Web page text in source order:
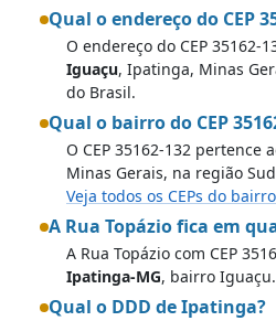
Qual o endereço do CEP
O endereço do CEP 35162-
Iguaçu, Ipatinga, Minas
do Brasil.
Qual o bairro do CEP
O CEP 35162-132 pertence
Minas Gerais, na região
Veja todos os CEPs do
A Rua Topázio fica em
A Rua Topázio com CEP
Ipatinga-MG, bairro Iguaçu.
Qual o DDD de Ipatinga?